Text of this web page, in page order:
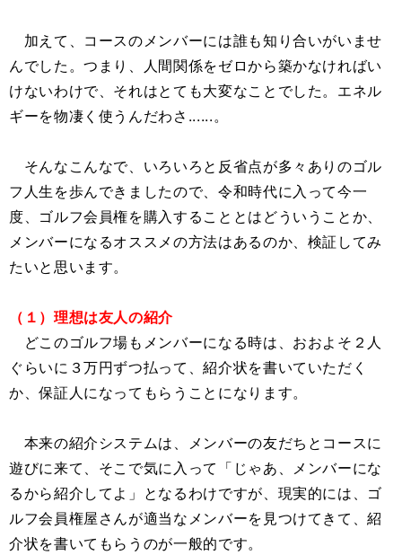
加えて、コースのメンバーには誰も知り合いがいませ
んでした。つまり、人間関係をゼロから築かなければい
けないわけで、それはとても大変なことでした。エネル
ギーを物凄く使うんだわさ......。
そんなこんなで、いろいろと反省点が多々ありのゴル
フ人生を歩んできましたので、令和時代に入って今一
度、ゴルフ会員権を購入することとはどういうことか、
メンバーになるオススメの方法はあるのか、検証してみ
たいと思います。
（１）理想は友人の紹介
どこのゴルフ場もメンバーになる時は、おおよそ２人
ぐらいに３万円ずつ払って、紹介状を書いていただく
か、保証人になってもらうことになります。
本来の紹介システムは、メンバーの友だちとコースに
遊びに来て、そこで気に入って「じゃあ、メンバーにな
るから紹介してよ」となるわけですが、現実的には、ゴ
ルフ会員権屋さんが適当なメンバーを見つけてきて、紹
介状を書いてもらうのが一般的です。